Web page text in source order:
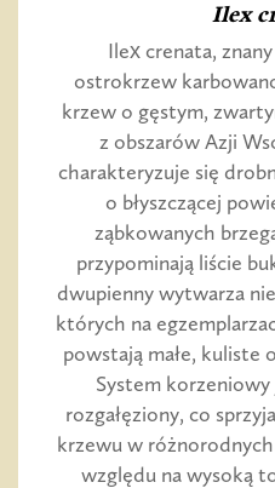
Ilex
Ilex crenata,
ostrokrzew
krzew o gęstym,
z obszarów Azji
charakteryzuje się
o błyszczącej
ząbkowanych
przypominają liście
dwupienny wytwarza
których na
powstają małe, kuliste
System korzeniowy
rozgałęziony, co
krzewu w
względu na wysoką